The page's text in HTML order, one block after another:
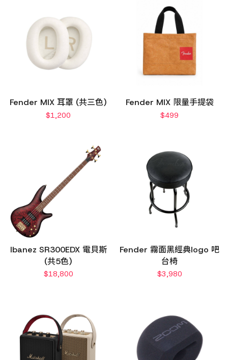
Fender MIX 耳罩 (共三色)
$1,200
Fender MIX 限量手提袋
$499
Ibanez SR300EDX 電貝斯
(共5色)
$18,800
Fender 霧面黑經典logo 吧
台椅
$3,980